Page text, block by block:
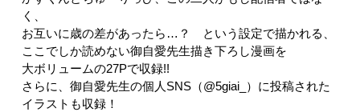
く、
お互いに歳の差があったら…？ という設定で描かれる、
ここでしか読めない御自愛先生描き下ろし漫画を
大ボリュームの27Pで収録!!
さらに、御自愛先生の個人SNS（@5giai_）に投稿された
イラストも収録！